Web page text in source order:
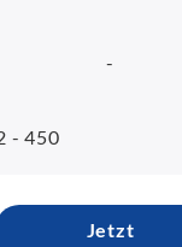
-
- 450
Jetzt